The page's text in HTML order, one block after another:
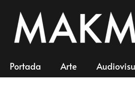
Portada Arte